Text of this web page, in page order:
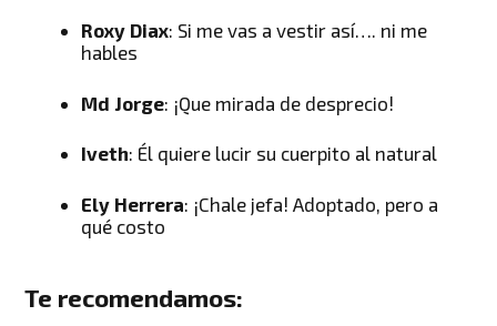
Roxy Diax: Si me vas a vestir así…. ni me
hables
Md Jorge: ¡Que mirada de desprecio!
Iveth: Él quiere lucir su cuerpito al natural
Ely Herrera: ¡Chale jefa! Adoptado, pero a
qué costo
Te recomendamos: